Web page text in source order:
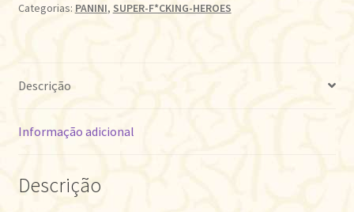
LOGAN
Categorias: PANINI, SUPER-F*CKING-HEROES
Descrição
Informação adicional
Descrição